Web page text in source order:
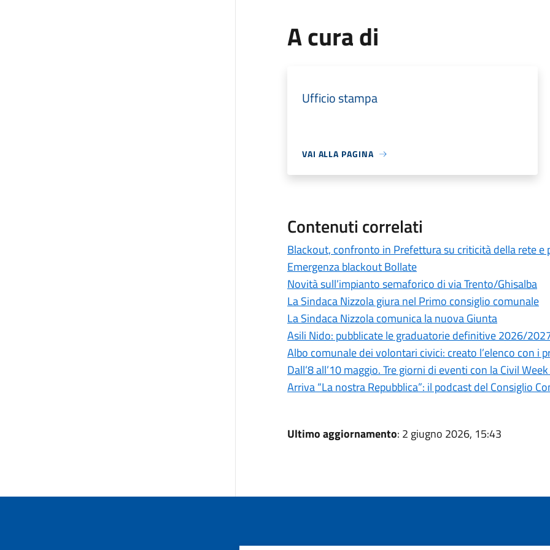
A cura di
Ufficio stampa
VAI ALLA PAGINA
Contenuti correlati
Blackout, confronto in Prefettura su criticità della rete e
Emergenza blackout Bollate
Novità sull’impianto semaforico di via Trento/Ghisalba
La Sindaca Nizzola giura nel Primo consiglio comunale
La Sindaca Nizzola comunica la nuova Giunta
Asili Nido: pubblicate le graduatorie definitive 2026/
Albo comunale dei volontari civici: creato l’elenco con i
Dall’8 all’10 maggio. Tre giorni di eventi con la Civil
Arriva “La nostra Repubblica”: il podcast del Consiglio
Ultimo aggiornamento: 2 giugno 2026, 15:43